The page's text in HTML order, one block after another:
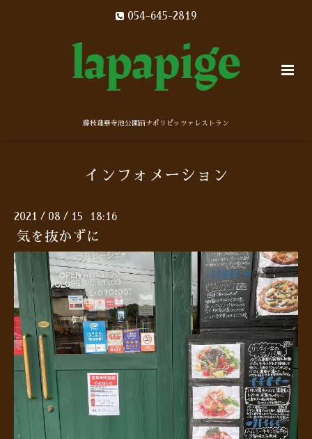
054-645-2819
藤枝蓮華寺池公園前ナポリピッツァレストラン
インフォメーション
2021 / 08 / 15 18:16
気を抜かずに